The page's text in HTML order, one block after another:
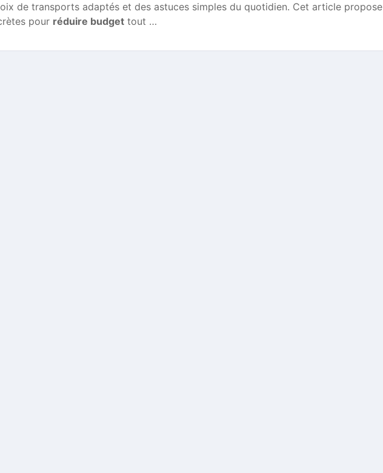
de transports adaptés et des astuces simples du quotidien. Cet article propose
pour réduire budget tout …